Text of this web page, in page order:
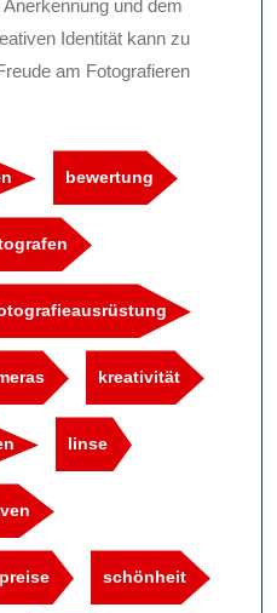
und dem
Identität kann zu
am Fotografieren
bewertung
kreativität
linse
preise schönheit